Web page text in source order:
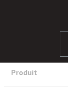
Produit